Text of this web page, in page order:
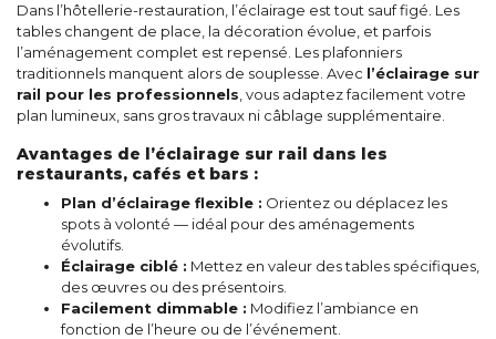
Dans l’hôtellerie-restauration, l’éclairage est tout sauf figé. Les
tables changent de place, la décoration évolue, et parfois
l’aménagement complet est repensé. Les plafonniers
traditionnels manquent alors de souplesse. Avec l’éclairage sur
rail pour les professionnels , vous adaptez facilement votre
plan lumineux, sans gros travaux ni câblage supplémentaire.
Avantages de l’éclairage sur rail dans les
restaurants, cafés et bars :
Plan d’éclairage flexible : Orientez ou déplacez les
spots à volonté — idéal pour des aménagements
évolutifs.
Éclairage ciblé : Mettez en valeur des tables spécifiques,
des œuvres ou des présentoirs.
Facilement dimmable : Modifiez l’ambiance en
fonction de l’heure ou de l’événement.